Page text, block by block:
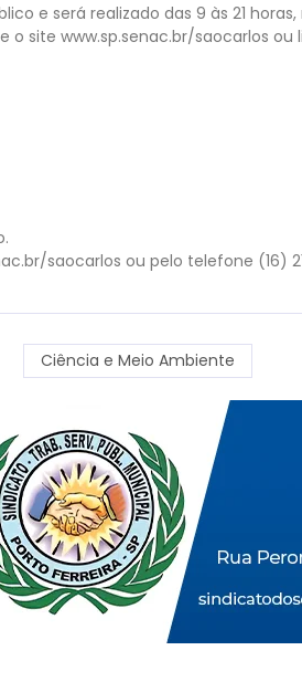
e será realizado das 9 às 21 horas,
site www.sp.senac.br/saocarlos ou
saocarlos ou pelo telefone (16)
Ciência e Meio Ambiente